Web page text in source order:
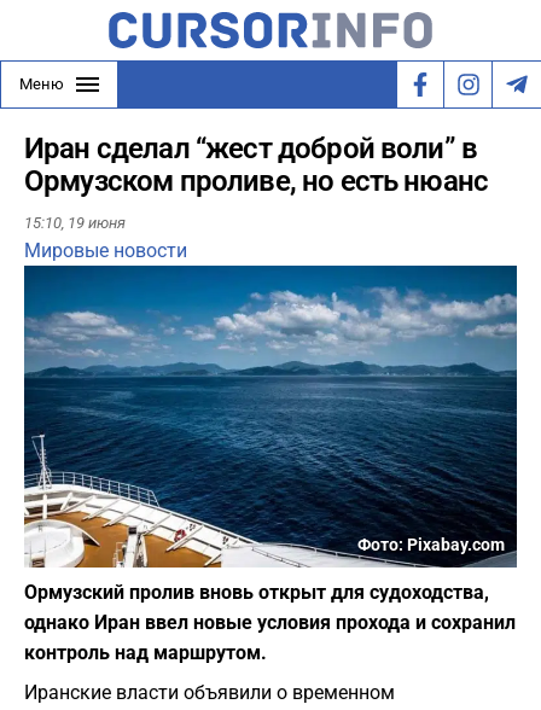
Меню
Иран сделал “жест доброй воли” в
Ормузском проливе, но есть нюанс
15:10, 19 июня
Мировые новости
Фото: Pixabay.com
Ормузский пролив вновь открыт для судоходства,
однако Иран ввел новые условия прохода и сохранил
контроль над маршрутом.
Иранские власти объявили о временном